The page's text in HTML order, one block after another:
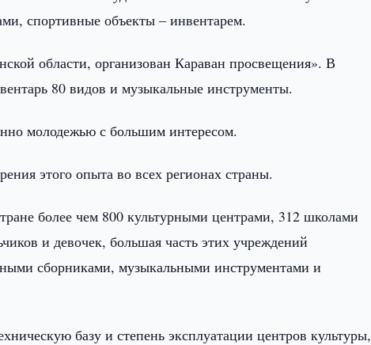
спортивные объекты – инвентарем.
области, организован Караван просвещения». В
80 видов и музыкальные инструменты.
молодежью с большим интересом.
этого опыта во всех регионах страны.
более чем 800 культурными центрами, 312 школами
и девочек, большая часть этих учреждений
сборниками, музыкальными инструментами и
базу и степень эксплуатации центров культуры,